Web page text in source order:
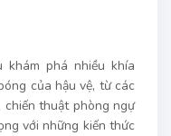
phá nhiều khía
của hậu vệ, từ các
thuật phòng ngự
với những kiến thức